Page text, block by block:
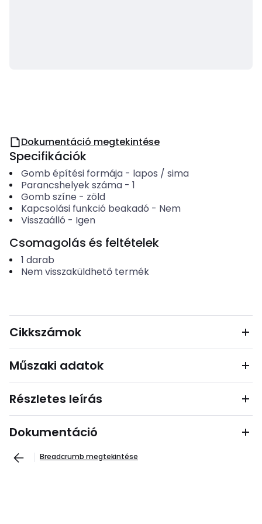
Dokumentáció megtekintése
Specifikációk
Gomb építési formája- lapos / sima
Parancshelyek száma- 1
Gomb színe - zöld
Kapcsolási funkció beakadó - Nem
Visszaálló - Igen
Csomagolás és feltételek
1 darab
Nem visszaküldhető termék
Cikkszámok
Műszaki adatok
Részletes leírás
Dokumentáció
Breadcrumb megtekintése